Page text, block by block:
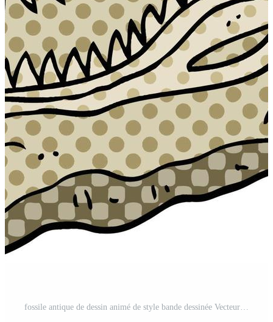
fossile antique de dessin animé de style bande dessinée Vecteur Pro